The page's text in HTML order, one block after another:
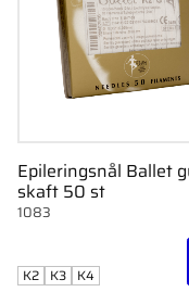
Epileringsnål Ballet
skaft 50 st
1083
K2 K3 K4